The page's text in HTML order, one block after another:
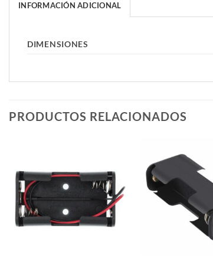
INFORMACIÓN ADICIONAL
DIMENSIONES
PRODUCTOS RELACIONADOS